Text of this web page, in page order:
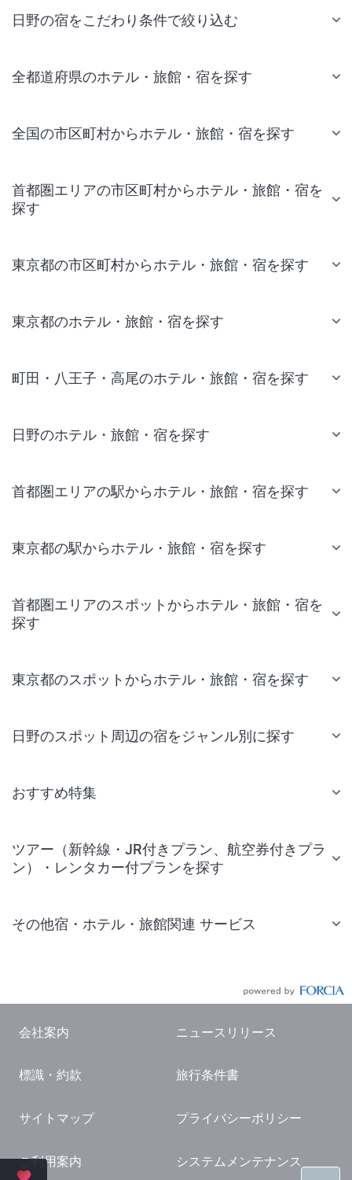
日野の宿をこだわり条件で絞り込む
全都道府県のホテル・旅館・宿を探す
全国の市区町村からホテル・旅館・宿を探す
首都圏エリアの市区町村からホテル・旅館・宿を
探す
東京都の市区町村からホテル・旅館・宿を探す
東京都のホテル・旅館・宿を探す
町田・八王子・高尾のホテル・旅館・宿を探す
日野のホテル・旅館・宿を探す
首都圏エリアの駅からホテル・旅館・宿を探す
東京都の駅からホテル・旅館・宿を探す
首都圏エリアのスポットからホテル・旅館・宿を
探す
東京都のスポットからホテル・旅館・宿を探す
日野のスポット周辺の宿をジャンル別に探す
おすすめ特集
ツアー（新幹線・JR付きプラン、航空券付きプラ
ン）・レンタカー付プランを探す
その他宿・ホテル・旅館関連 サービス
国内観光ガイド
旅行・観光情報
会社案内 ニュースリリース
標識・約款 旅行条件書
サイトマップ プライバシーポリシー
ご利用案内 システムメンテナンス